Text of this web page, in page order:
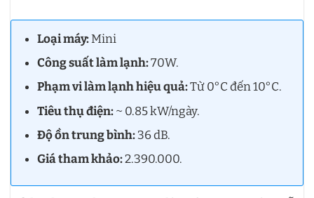
Loại máy:Mini
Công suất làm lạnh:70W.
Phạm vi làm lạnh hiệu quả:Từ 0°C đến 10°C.
Tiêu thụ điện:~ 0.85 kW/ngày.
Độ ồn trung bình:36 dB.
Giá tham khảo:2.390.000.